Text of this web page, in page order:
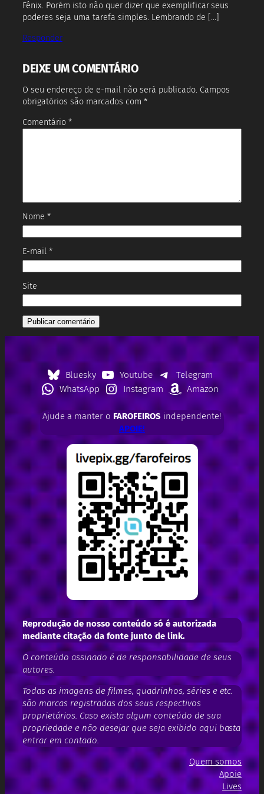
Fênix. Porém isto não quer dizer que exemplificar seus
poderes seja uma tarefa simples. Lembrando de […]
Responder
DEIXE UM COMENTÁRIO
O seu endereço de e-mail não será publicado. Campos
obrigatórios são marcados com *
Comentário *
Nome *
E-mail *
Site
Bluesky Youtube
Telegram
WhatsApp
Instagram Amazon
Ajude a manter o FAROFEIROSindependente!
APOIE!
Reprodução de nosso conteúdo só é autorizada
mediante citação da fonte junto de link.
O conteúdo assinado é de responsabilidade de seus
autores.
Todas as imagens de filmes, quadrinhos, séries e etc.
são marcas registradas dos seus respectivos
proprietários. Caso exista algum conteúdo de sua
propriedade e não desejar que seja exibido aqui basta
entrar em contado.
Quem somos
Apoie
Lives